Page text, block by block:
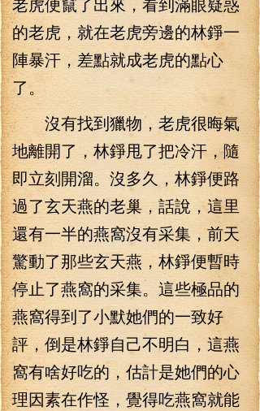
的老虎，就在老虎旁邊的林錚一
陣暴汗，差點就成老虎的點心
了。
沒有找到獵物，老虎很晦氣
地離開了，林錚甩了把冷汗，隨
即立刻開溜。沒多久，林錚便路
過了玄天燕的老巢，話說，這里
還有一半的燕窩沒有采集，前天
驚動了那些玄天燕，林錚便暫時
停止了燕窩的采集。這些極品的
燕窩得到了小默她們的一致好
評，倒是林錚自己不明白，這燕
窩有啥好吃的，估計是她們的心
理因素在作怪，覺得吃燕窩就能